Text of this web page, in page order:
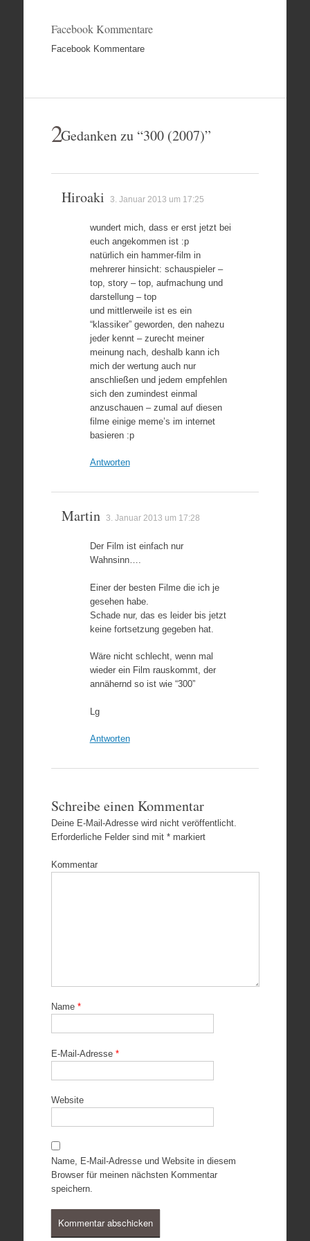
Facebook Kommentare
Facebook Kommentare
2Gedanken zu “300 (2007)”
Hiroaki 3. Januar 2013 um 17:25
wundert mich, dass er erst jetzt bei
euch angekommen ist :p
natürlich ein hammer-film in
mehrerer hinsicht: schauspieler –
top, story – top, aufmachung und
darstellung – top
und mittlerweile ist es ein
“klassiker” geworden, den nahezu
jeder kennt – zurecht meiner
meinung nach, deshalb kann ich
mich der wertung auch nur
anschließen und jedem empfehlen
sich den zumindest einmal
anzuschauen – zumal auf diesen
filme einige meme’s im internet
basieren :p
Antworten
Martin 3. Januar 2013 um 17:28
Der Film ist einfach nur
Wahnsinn….
Einer der besten Filme die ich je
gesehen habe.
Schade nur, das es leider bis jetzt
keine fortsetzung gegeben hat.
Wäre nicht schlecht, wenn mal
wieder ein Film rauskommt, der
annähernd so ist wie “300”
Lg
Antworten
Schreibe einen Kommentar
Deine E-Mail-Adresse wird nicht veröffentlicht.
Erforderliche Felder sind mit *markiert
Kommentar
Name *
E-Mail-Adresse *
Website
Name, E-Mail-Adresse und Website in diesem
Browser für meinen nächsten Kommentar
speichern.